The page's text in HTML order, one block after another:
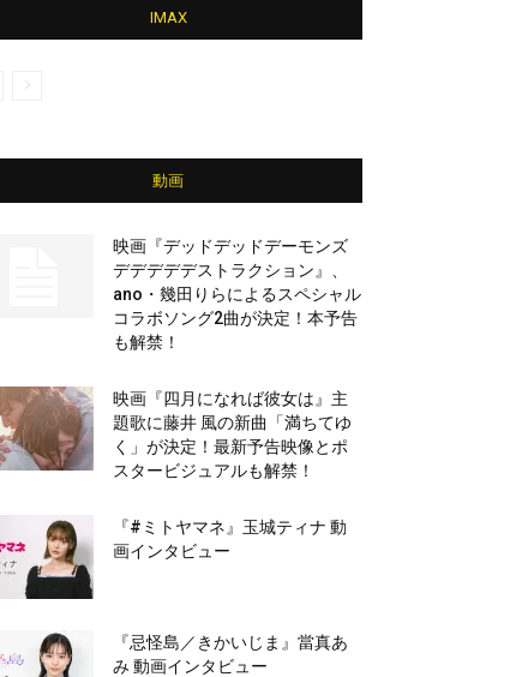
IMAX
動画
映画『デッドデッドデーモンズ
デデデデデストラクション』、
ano・幾田りらによるスペシャル
コラボソング2曲が決定！本予告
も解禁！
映画『四月になれば彼女は』主
題歌に藤井 風の新曲「満ちてゆ
く」が決定！最新予告映像とポ
スタービジュアルも解禁！
『#ミトヤマネ』玉城ティナ 動
画インタビュー
『忌怪島／きかいじま』當真あ
み 動画インタビュー